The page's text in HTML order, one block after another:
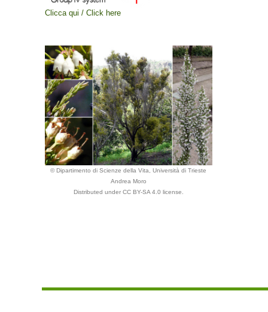
Clicca qui / Click here
© Dipartimento di Scienze della Vita, Università di Trieste
Andrea Moro
Distributed under CC BY-SA 4.0 license.